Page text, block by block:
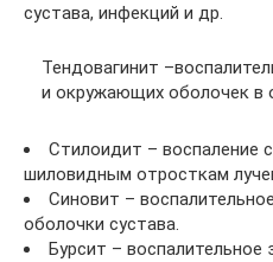
сустава, инфекций и др.
Тендовагинит
и окружающих оболочек в
Стилоидит – воспаление
шиловидным отросткам
Синовит –
оболочки сустава.
Бурсит – воспалительное